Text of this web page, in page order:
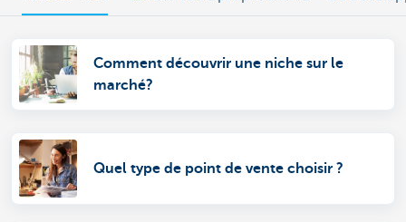
Comment découvrir une niche sur le
marché?
Quel type de point de vente choisir ?